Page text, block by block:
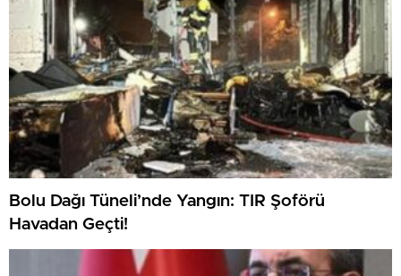
Bolu Dağı Tüneli’nde Yangın: TIR Şoförü
Havadan Geçti!